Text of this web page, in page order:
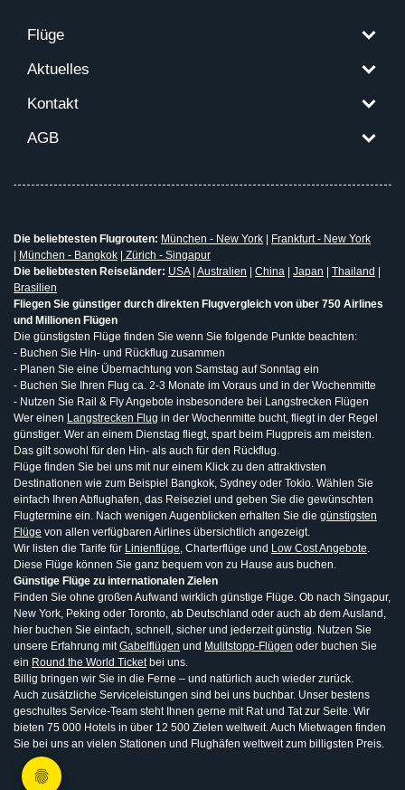
Flüge
Aktuelles
Kontakt
AGB
Die beliebtesten Flugrouten: München - New York
Frankfurt - New York
München - Bangkok
Zürich - Singapur
Die beliebtesten Reiseländer: USA| Australien China Japan Thailand
Brasilien
Fliegen Sie günstiger durch direkten Flugvergleich von über 750 Airlines
und Millionen Flügen
Die günstigsten Flüge finden Sie wenn Sie folgende Punkte beachten:
- Buchen Sie Hin- und Rückflug zusammen
- Planen Sie eine Übernachtung von Samstag auf Sonntag ein
- Buchen Sie Ihren Flug ca. 2-3 Monate im Voraus und in der Wochenmitte
- Nutzen Sie Rail & Fly Angebote insbesondere bei Langstrecken Flügen
Wer einen Langstrecken Flug in der Wochenmitte bucht, fliegt in der Regel
günstiger. Wer an einem Dienstag fliegt, spart beim Flugpreis am meisten.
Das gilt sowohl für den Hin- als auch für den Rückflug.
Flüge finden Sie bei uns mit nur einem Klick zu den attraktivsten
Destinationen wie zum Beispiel Bangkok, Sydney oder Tokio. Wählen Sie
einfach Ihren Abflughafen, das Reiseziel und geben Sie die gewünschten
Flugtermine ein. Nach wenigen Augenblicken erhalten Sie die günstigsten
Flüge von allen verfügbaren Airlines übersichtlich angezeigt.
Wir listen die Tarife für Linienflüge, Charterflüge und Low Cost Angebote.
Diese Flüge können Sie ganz bequem von zu Hause aus buchen.
Günstige Flüge zu internationalen Zielen
Finden Sie ohne großen Aufwand wirklich günstige Flüge. Ob nach Singapur,
New York, Peking oder Toronto, ab Deutschland oder auch ab dem Ausland,
hier buchen Sie einfach, schnell, sicher und jederzeit günstig. Nutzen Sie
unsere Erfahrung mitGabelflügen und Mulitstopp-Flügen oder buchen Sie
ein Round the World Ticketbei uns.
Billig bringen wir Sie in die Ferne – und natürlich auch wieder zurück.
Auch zusätzliche Serviceleistungen sind bei uns buchbar. Unser bestens
geschultes Service-Team steht Ihnen gerne mit Rat und Tat zur Seite. Wir
bieten 75 000 Hotels in über 12 500 Zielen weltweit. Auch Mietwagen finden
Sie bei uns an vielen Stationen und Flughäfen weltweit zum billigsten Preis.